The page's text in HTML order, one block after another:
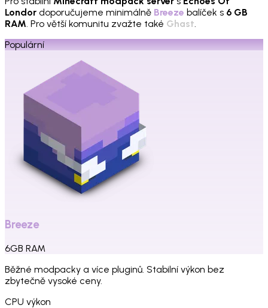
Londor doporučujeme minimálně Breeze balíček s 6 GB
RAM. Pro větší komunitu zvažte také Ghast.
Populární
Breeze
6GB RAM
Běžné modpacky a více pluginů. Stabilní výkon bez
zbytečně vysoké ceny.
CPU výkon